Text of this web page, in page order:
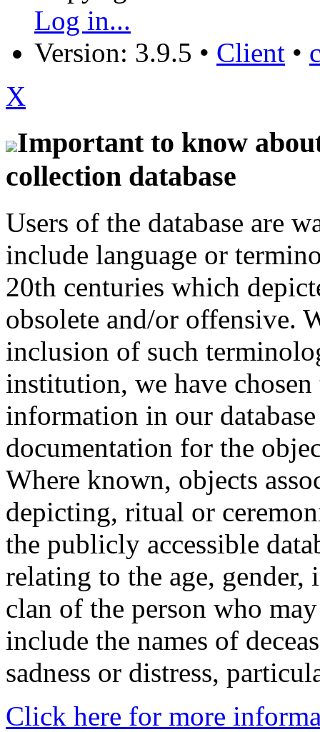
Log in...
Version: 3.9.5 • Client •
X
Important to know
collection database
Users of the database are
include language or
20th centuries which
obsolete and/or offensive.
inclusion of such
institution, we have
information in our
documentation for the
Where known, objects
depicting, ritual or
the publicly accessible
relating to the age,
clan of the person who
include the names of
sadness or distress,
Click here for more